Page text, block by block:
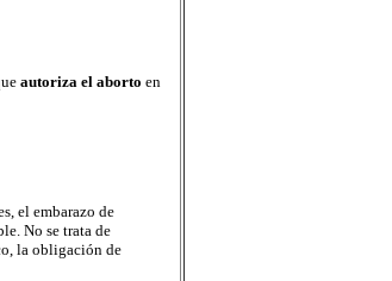
autoriza el aborto en
el embarazo de
No se trata de
la obligación de